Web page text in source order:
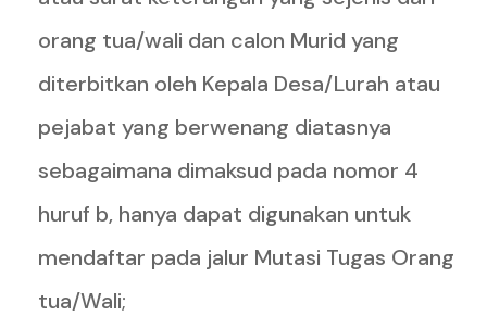
orang tua/wali dan calon Murid yang
diterbitkan oleh Kepala Desa/Lurah atau
pejabat yang berwenang diatasnya
sebagaimana dimaksud pada nomor 4
huruf b, hanya dapat digunakan untuk
mendaftar pada jalur Mutasi Tugas Orang
tua/Wali;